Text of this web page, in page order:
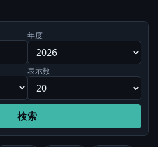
年度
表示数
検索